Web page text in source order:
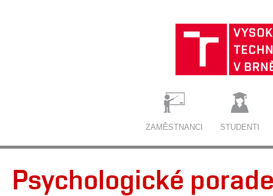
ZAMĚSTNANCI STUDENTI
Psychologické